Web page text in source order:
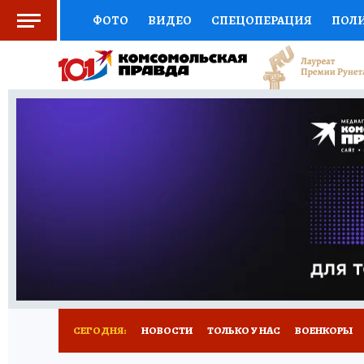
ФОТО ВИДЕО СПЕЦОПЕРАЦИЯ
СОЦПОДДЕРЖКА НАУКА СПОРТ
ВЫБОР ЭКСПЕРТОВ ДОКТОР
ПРОГНОЗЫ НА СПОРТ
НОВОЕ
СЕГОДНЯ: НОВОСТИ ТОЛЬКО У НАС ВОЕНКОРЫ